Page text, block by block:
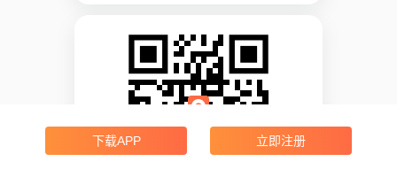
下载APP 立即注册